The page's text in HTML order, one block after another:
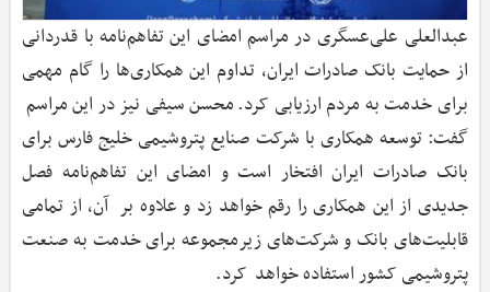
عبدالعلی علی‌عسگری در مراسم امضای این تفاهم‌نامه با قدردانی
از حمایت بانک صادرات ایران، تداوم این همکاری‌ها را گام‌ مهمی
برای خدمت به مردم ارزیابی کرد. محسن سیفی نیز در این مراسم
گفت: توسعه همکاری با شرکت صنایع پتروشیمی خلیج فارس برای
بانک صادرات ایران افتخار است و امضای این تفاهم‌نامه فصل
جدیدی از این همکاری را رقم خواهد زد و علاوه بر آن، از تمامی
قابلیت‌های بانک و شرکت‌های زیرمجموعه برای خدمت به صنعت
پتروشیمی کشور استفاده خواهد کرد.